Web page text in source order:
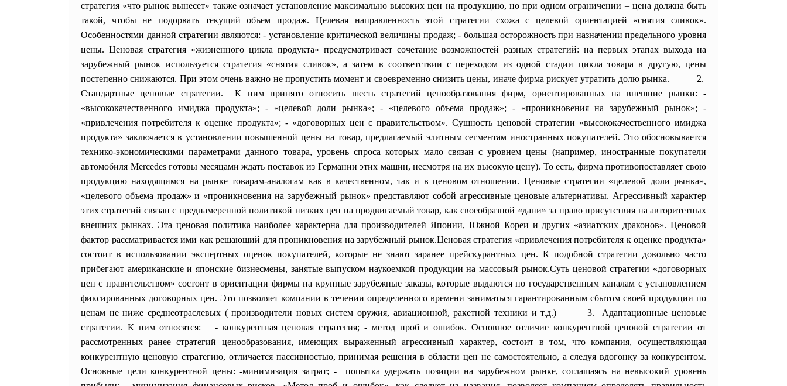
стратегия «что рынок вынесет» также означает установление максимально высоких цен на продукцию, но при одном ограничении – цена должна быть
такой, чтобы не подорвать текущий объем продаж. Целевая направленность этой стратегии схожа с целевой ориентацией «снятия сливок».
Особенностями данной стратегии являются: - установление критической величины продаж; - большая осторожность при назначении предельного уровня
цены. Ценовая стратегия «жизненного цикла продукта» предусматривает сочетание возможностей разных стратегий: на первых этапах выхода на
зарубежный рынок используется стратегия «снятия сливок», а затем в соответствии с переходом из одной стадии цикла товара в другую, цены
постепенно снижаются. При этом очень важно не пропустить момент и своевременно снизить цены, иначе фирма рискует утратить долю рынка. 2.
Стандартные ценовые стратегии. К ним принято относить шесть стратегий ценообразования фирм, ориентированных на внешние рынки: -
«высококачественного имиджа продукта»; - «целевой доли рынка»; - «целевого объема продаж»; - «проникновения на зарубежный рынок»; -
«привлечения потребителя к оценке продукта»; - «договорных цен с правительством». Сущность ценовой стратегии «высококачественного имиджа
продукта» заключается в установлении повышенной цены на товар, предлагаемый элитным сегментам иностранных покупателей. Это обосновывается
технико-экономическими параметрами данного товара, уровень спроса которых мало связан с уровнем цены (например, иностранные покупатели
автомобиля Mercedes готовы месяцами ждать поставок из Германии этих машин, несмотря на их высокую цену). То есть, фирма противопоставляет свою
продукцию находящимся на рынке товарам-аналогам как в качественном, так и в ценовом отношении. Ценовые стратегии «целевой доли рынка»,
«целевого объема продаж» и «проникновения на зарубежный рынок» представляют собой агрессивные ценовые альтернативы. Агрессивный характер
этих стратегий связан с преднамеренной политикой низких цен на продвигаемый товар, как своеобразной «дани» за право присутствия на авторитетных
внешних рынках. Эта ценовая политика наиболее характерна для производителей Японии, Южной Кореи и других «азиатских драконов». Ценовой
фактор рассматривается ими как решающий для проникновения на зарубежный рынок.Ценовая стратегия «привлечения потребителя к оценке продукта»
состоит в использовании экспертных оценок покупателей, которые не знают заранее прейскурантных цен. К подобной стратегии довольно часто
прибегают американские и японские бизнесмены, занятые выпуском наукоемкой продукции на массовый рынок.Суть ценовой стратегии «договорных
цен с правительством» состоит в ориентации фирмы на крупные зарубежные заказы, которые выдаются по государственным каналам с установлением
фиксированных договорных цен. Это позволяет компании в течении определенного времени заниматься гарантированным сбытом своей продукции по
ценам не ниже среднеотраслевых ( производители новых систем оружия, авиационной, ракетной техники и т.д.) 3. Адаптационные ценовые
стратегии. К ним относятся: - конкурентная ценовая стратегия; - метод проб и ошибок. Основное отличие конкурентной ценовой стратегии от
рассмотренных ранее стратегий ценообразования, имеющих выраженный агрессивный характер, состоит в том, что компания, осуществляющая
конкурентную ценовую стратегию, отличается пассивностью, принимая решения в области цен не самостоятельно, а следуя вдогонку за конкурентом.
Основные цели конкурентной цены: -минимизация затрат; - попытка удержать позиции на зарубежном рынке, соглашаясь на невысокий уровень